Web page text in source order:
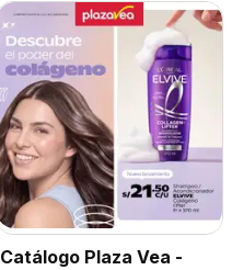
Catálogo Plaza Vea -